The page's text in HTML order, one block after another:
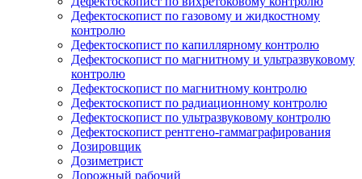
Дефектоскопист по газовому и жидкостному
контролю
Дефектоскопист по капиллярному контролю
Дефектоскопист по магнитному и ультразвуковому
контролю
Дефектоскопист по магнитному контролю
Дефектоскопист по радиационному контролю
Дефектоскопист по ультразвуковому контролю
Дефектоскопист рентгено-гаммаграфирования
Дозировщик
Дозиметрист
Дорожный рабочий